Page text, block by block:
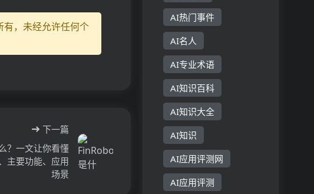
有，未经允许任何个
下一篇
？一文让你看懂
主要功能、应用
场景
AI热门事件
AI名人
AI专业术语
AI知识百科
AI知识大全
AI知识
AI应用评测网
AI应用评测